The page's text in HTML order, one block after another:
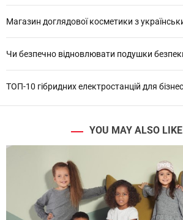
Магазин доглядової косметики з
Чи безпечно відновлювати подушки
ТОП-10 гібридних електростанцій для
YOU MAY ALSO